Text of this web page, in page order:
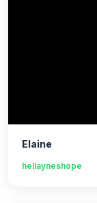
Elaine
hellayneshope